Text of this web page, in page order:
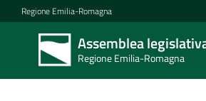
Vai al contenuto
Vai alla navigazione
Vai al footer
Regione Emilia-Romagna
Assemblea
Regione Emilia-Romagna
Assemblea
legislativa
Regione Emilia-